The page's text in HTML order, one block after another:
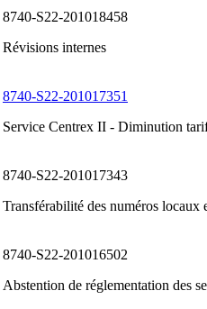
8740-S22-201018458
Révisions internes
8740-S22-201017351
Service Centrex II - Diminution
8740-S22-201017343
Transférabilité des numéros locaux
8740-S22-201016502
Abstention de réglementation des